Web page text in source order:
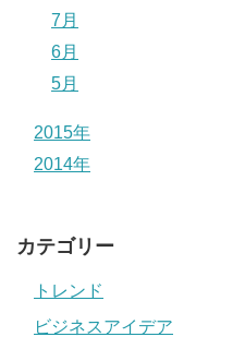
7月
6月
5月
2015年
2014年
カテゴリー
トレンド
ビジネスアイデア